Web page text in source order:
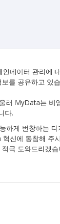
데이터 관리에
를 공유하고 있
러 MyData는 비
다.
게 번창하는 디
신에 동참해 주
극 도와드리겠습